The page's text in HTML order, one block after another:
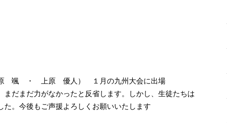
優人） １月の九州大会に出場
だまだ力がなかったと反省します。しかし、生徒たちは
。今後もご声援よろしくお願いいたします